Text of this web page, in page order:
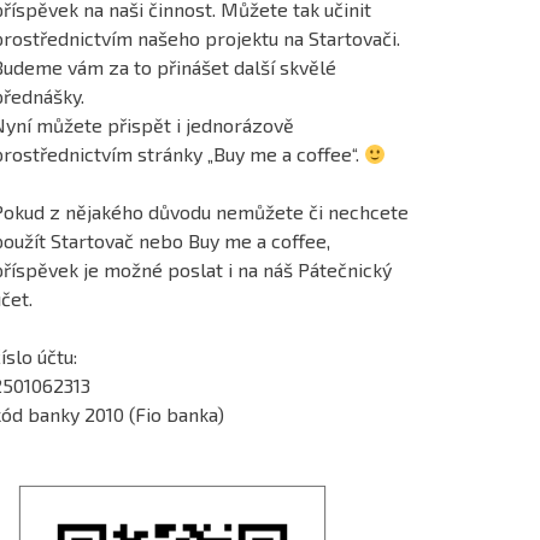
na naši činnost. Můžete tak učinit
našeho projektu na Startovači.
vám za to přinášet další skvělé
můžete přispět i jednorázově
stránky „Buy me a coffee“.
z nějakého důvodu nemůžete či nechcete
Startovač nebo Buy me a coffee,
je možné poslat i na náš Pátečnický
účtu:
banky 2010 (Fio banka)